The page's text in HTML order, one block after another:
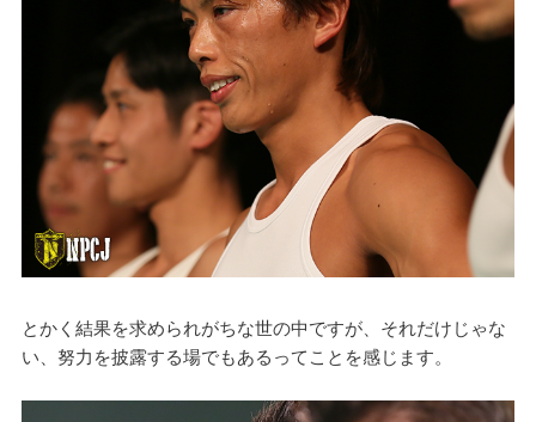
とかく結果を求められがちな世の中ですが、それだけじゃな
い、努力を披露する場でもあるってことを感じます。